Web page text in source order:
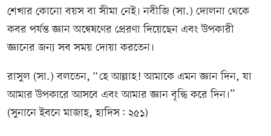
শেখার কোনো বয়স বা সীমা নেই। নবীজি (সা.) দোলনা থেকে
কবর পর্যন্ত জ্ঞান অন্বেষণের প্রেরণা দিয়েছেন এবং উপকারী
জ্ঞানের জন্য সব সময় দোয়া করতেন।
রাসুল (সা.) বলতেন, “হে আল্লাহ! আমাকে এমন জ্ঞান দিন, যা
আমার উপকারে আসবে এবং আমার জ্ঞান বৃদ্ধি করে দিন।”
(সুনানে ইবনে মাজাহ, হাদিস: ২৫১)